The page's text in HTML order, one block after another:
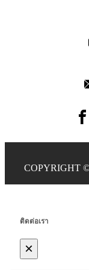
COPYRIGHT
ติดต่อเรา
×